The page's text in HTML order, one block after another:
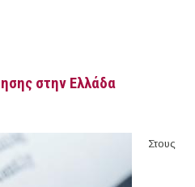
στην Ελλάδα
Στους